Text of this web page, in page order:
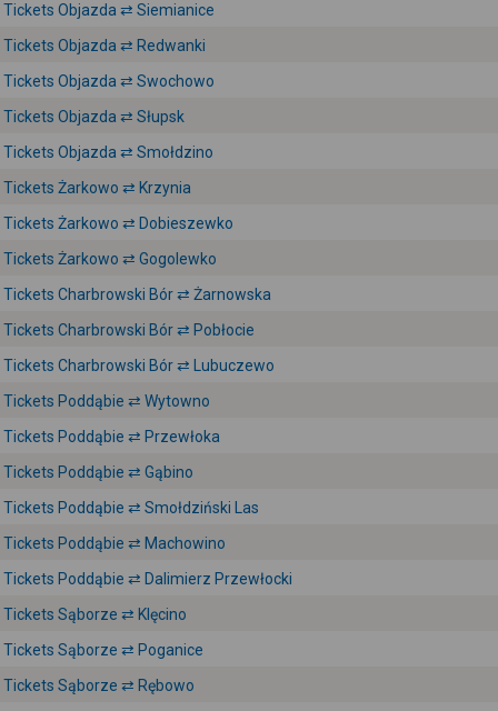
Tickets Objazda ⇄ Siemianice
Tickets Objazda ⇄ Redwanki
Tickets Objazda ⇄ Swochowo
Tickets Objazda ⇄ Słupsk
Tickets Objazda ⇄ Smołdzino
Tickets Żarkowo ⇄ Krzynia
Tickets Żarkowo ⇄ Dobieszewko
Tickets Żarkowo ⇄ Gogolewko
Tickets Charbrowski Bór ⇄ Żarnowska
Tickets Charbrowski Bór ⇄ Pobłocie
Tickets Charbrowski Bór ⇄ Lubuczewo
Tickets Poddąbie ⇄ Wytowno
Tickets Poddąbie ⇄ Przewłoka
Tickets Poddąbie ⇄ Gąbino
Tickets Poddąbie ⇄ Smołdziński Las
Tickets Poddąbie ⇄ Machowino
Tickets Poddąbie ⇄ Dalimierz Przewłocki
Tickets Sąborze ⇄ Klęcino
Tickets Sąborze ⇄ Poganice
Tickets Sąborze ⇄ Rębowo